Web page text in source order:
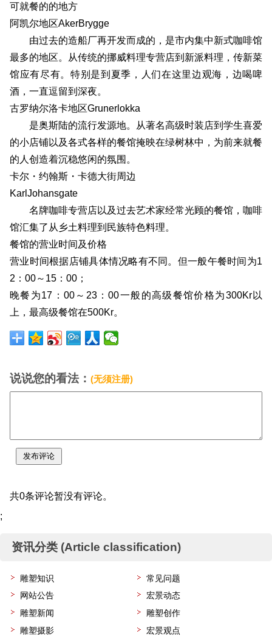
可就餐的的地方
阿凯尔地区AkerBrygge
由过去的造船厂再开发而成的，是市内集中新式咖啡馆
最多的地区。从传统的挪威料理专营店到新派料理，传新菜
馆应有尽有。特别是到夏季，人们在这里边观海，边喝啤
酒，一直逗留到深夜。
古罗纳尔洛卡地区Grunerlokka
是奥斯陆的流行发源地。从著名高级时装店到学生喜爱
的小店铺以及各式各样的餐馆掩映在绿树林中，为前来就餐
的人创造着沉稳悠闲的氛围。
卡尔・约翰斯・卡德大街周边
KarlJohansgate
名牌咖啡专营店以及过去艺术家经常光顾的餐馆，咖啡
馆汇集了从乡土料理到民族特色料理。
餐馆的营业时间及价格
营业时间根据店铺具体情况略有不同。但一般午餐时间为1
2：00～15：00；
晚餐为17：00～23：00一般的高级餐馆价格为300Kr以
上，最高级餐馆在500Kr。
说说您的看法： (无须注册)
共0条评论暂没有评论。
;
资讯分类 (Article classification)
雕塑知识
常见问题
网站公告
宏景动态
雕塑新闻
雕塑创作
雕塑摄影
宏景观点